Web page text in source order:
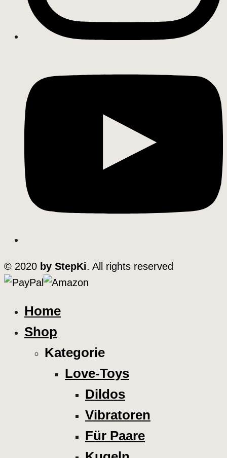
© 2020 by StepKi. All rights reserved
Home
Shop
Kategorie
Love-Toys
Dildos
Vibratoren
Für Paare